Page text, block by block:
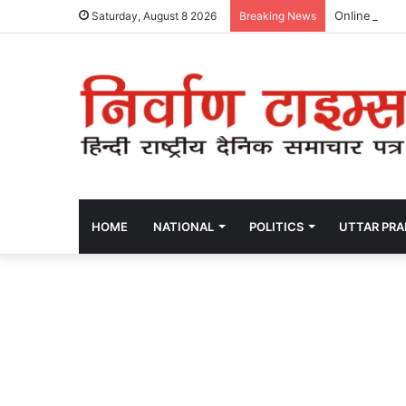
Saturday, August 8 2026 Breaking News Online
HOME NATIONAL POLITICS UTTAR